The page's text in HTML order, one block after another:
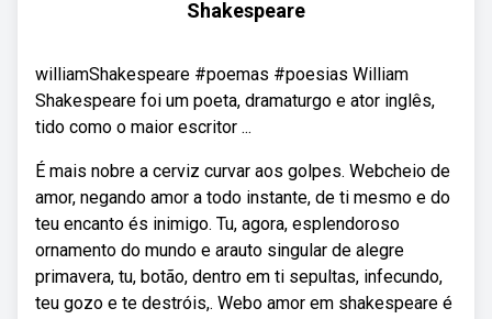
Shakespeare
williamShakespeare #poemas #poesias William
Shakespeare foi um poeta, dramaturgo e ator inglês,
tido como o maior escritor ...
É mais nobre a cerviz curvar aos golpes. Webcheio de
amor, negando amor a todo instante, de ti mesmo e do
teu encanto és inimigo. Tu, agora, esplendoroso
ornamento do mundo e arauto singular de alegre
primavera, tu, botão, dentro em ti sepultas, infecundo,
teu gozo e te destróis,. Webo amor em shakespeare é